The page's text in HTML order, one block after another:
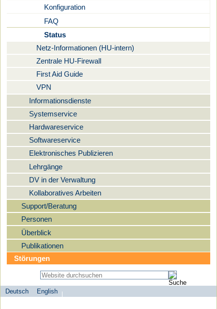
Konfiguration
FAQ
Status
Netz-Informationen (HU-intern)
Zentrale HU-Firewall
First Aid Guide
VPN
Informationsdienste
Systemservice
Hardwareservice
Softwareservice
Elektronisches Publizieren
Lehrgänge
DV in der Verwaltung
Kollaboratives Arbeiten
Support/Beratung
Personen
Überblick
Publikationen
Störungen
Sprachauswahl
Deutsch
English
search-menu